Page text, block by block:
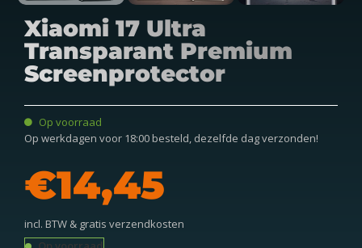
Xiaomi 17 Ultra
Transparant Premium
Screenprotector
Op voorraad
Op werkdagen voor 18:00 besteld, dezelfde dag verzonden!
€
incl. BTW & gratis verzendkosten